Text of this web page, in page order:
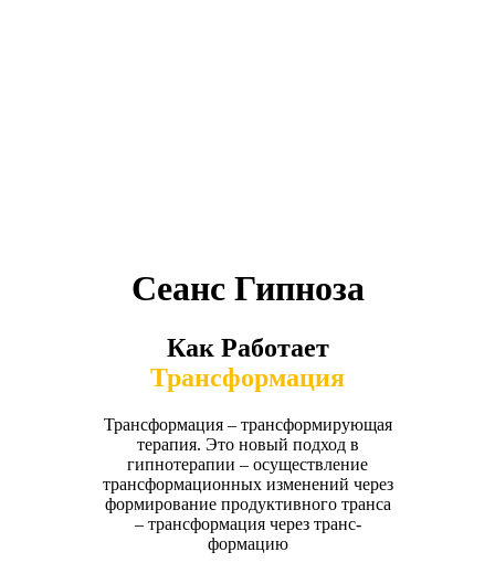
Сеанс Гипноза
Как Работает
Трансформация
Трансформация – трансформирующая
терапия. Это новый подход в
гипнотерапии – осуществление
трансформационных изменений через
формирование продуктивного транса
– трансформация через транс-
формацию